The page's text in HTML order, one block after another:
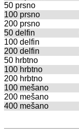
50 prsno
100 prsno
200 prsno
50 delfin
100 delfin
200 delfin
50 hrbtno
100 hrbtno
200 hrbtno
100 mešano
200 mešano
400 mešano